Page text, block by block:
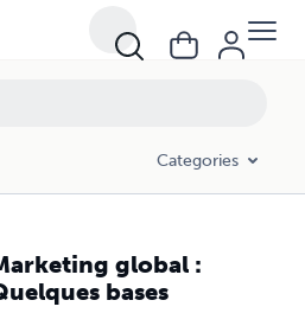
Categories
global :
bases